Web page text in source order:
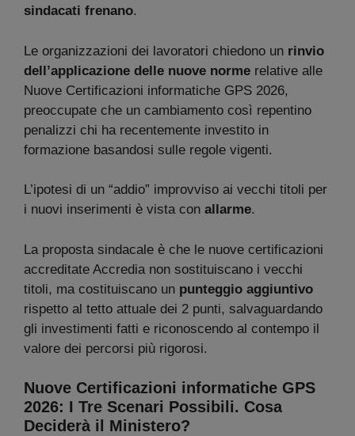
sindacati frenano.
Le organizzazioni dei lavoratori chiedono un rinvio
dell’applicazione delle nuove norme relative alle
Nuove Certificazioni informatiche GPS 2026,
preoccupate che un cambiamento così repentino
penalizzi chi ha recentemente investito in
formazione basandosi sulle regole vigenti.
L’ipotesi di un “addio” improvviso ai vecchi titoli per
i nuovi inserimenti è vista con allarme.
La proposta sindacale è che le nuove certificazioni
accreditate Accredia non sostituiscano i vecchi
titoli, ma costituiscano un punteggio aggiuntivo
rispetto al tetto attuale dei 2 punti, salvaguardando
gli investimenti fatti e riconoscendo al contempo il
valore dei percorsi più rigorosi.
Nuove Certificazioni informatiche GPS
2026: I Tre Scenari Possibili. Cosa
Deciderà il Ministero?